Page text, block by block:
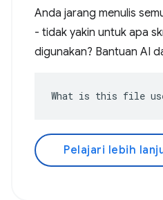
Anda jarang menulis
- tidak yakin untuk apa
digunakan? Bantuan AI
What is this file
Pelajari lebih